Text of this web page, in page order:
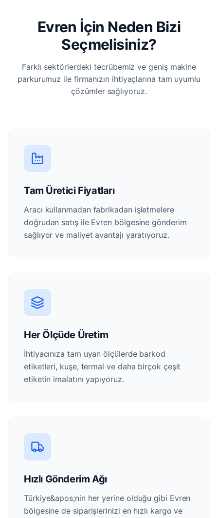
Evren İçin Neden Bizi
Seçmelisiniz?
Farklı sektörlerdeki tecrübemiz ve geniş makine
parkurumuz ile firmanızın ihtiyaçlarına tam uyumlu
çözümler sağlıyoruz.
Tam Üretici Fiyatları
Aracı kullanmadan fabrikadan işletmelere
doğrudan satış ile Evren bölgesine gönderim
sağlıyor ve maliyet avantajı yaratıyoruz.
Her Ölçüde Üretim
İhtiyacınıza tam uyan ölçülerde barkod
etiketleri, kuşe, termal ve daha birçok çeşit
etiketin imalatını yapıyoruz.
Hızlı Gönderim Ağı
Türkiye&apos;nin her yerine olduğu gibi Evren
bölgesine de siparişlerinizi en hızlı kargo ve